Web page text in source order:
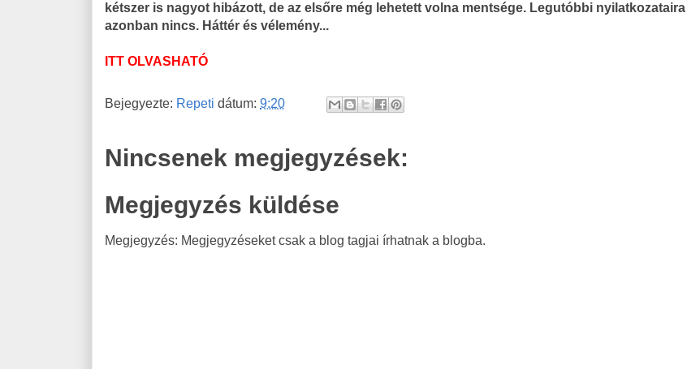
kétszer is nagyot hibázott, de az elsőre még lehetett volna mentsége. Legutóbbi nyilatkozataira
azonban nincs. Háttér és vélemény...
ITT OLVASHATÓ
Bejegyezte: Repeti dátum: 9:20
Nincsenek megjegyzések:
Megjegyzés küldése
Megjegyzés: Megjegyzéseket csak a blog tagjai írhatnak a blogba.